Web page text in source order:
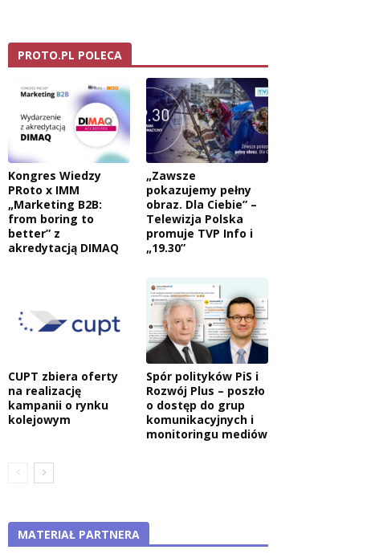
PROTO.PL POLECA
Kongres Wiedzy
PRoto x IMM
„Marketing B2B:
from boring to
better” z
akredytacją DIMAQ
„Zawsze
pokazujemy pełny
obraz. Dla Ciebie” –
Telewizja Polska
promuje TVP Info i
„19.30”
CUPT zbiera oferty
na realizację
kampanii o rynku
kolejowym
Spór polityków PiS i
Rozwój Plus – poszło
o dostęp do grup
komunikacyjnych i
monitoringu mediów
MATERIAŁ PARTNERA